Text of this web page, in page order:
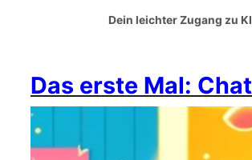
Dein leichter Zugang zu KI
Das erste Mal: